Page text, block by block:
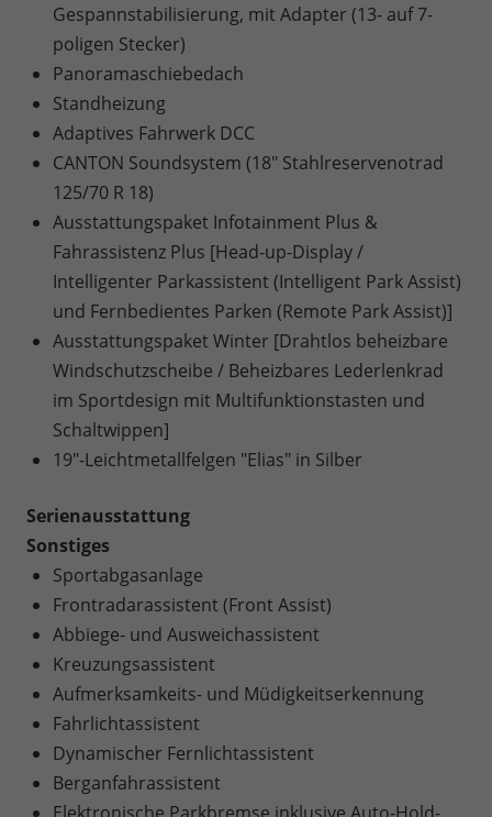
Gespannstabilisierung, mit Adapter (13- auf 7-
poligen Stecker)
Panoramaschiebedach
Standheizung
Adaptives Fahrwerk DCC
CANTON Soundsystem (18" Stahlreservenotrad
125/70 R 18)
Ausstattungspaket Infotainment Plus &
Fahrassistenz Plus [Head-up-Display /
Intelligenter Parkassistent (Intelligent Park Assist)
und Fernbedientes Parken (Remote Park Assist)]
Ausstattungspaket Winter [Drahtlos beheizbare
Windschutzscheibe / Beheizbares Lederlenkrad
im Sportdesign mit Multifunktionstasten und
Schaltwippen]
19"-Leichtmetallfelgen "Elias" in Silber
Serienausstattung
Sonstiges
Sportabgasanlage
Frontradarassistent (Front Assist)
Abbiege- und Ausweichassistent
Kreuzungsassistent
Aufmerksamkeits- und Müdigkeitserkennung
Fahrlichtassistent
Dynamischer Fernlichtassistent
Berganfahrassistent
Elektronische Parkbremse inklusive Auto-Hold-